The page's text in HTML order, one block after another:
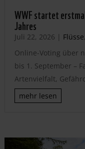
WWF startet
Jahres
Juli 22, 2026 | Flüsse,
Online-Voting über
bis 1. September –
Artenvielfalt,
mehr lesen